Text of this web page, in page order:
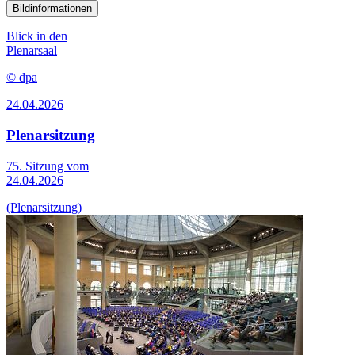
Bildinformationen
Blick in den
Plenarsaal
© dpa
24.04.2026
Plenarsitzung
75. Sitzung vom
24.04.2026
(Plenarsitzung)